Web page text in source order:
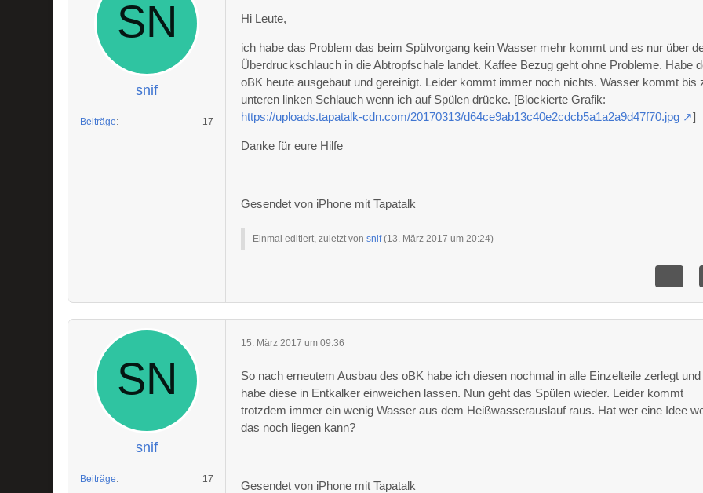
snif
Beiträge 17
Hi Leute,
ich habe das Problem das beim Spülvorgang kein Wasser mehr kommt und es nur über
Überdruckschlauch in die Abtropfschale landet. Kaffee Bezug geht ohne Probleme. Habe
oBK heute ausgebaut und gereinigt. Leider kommt immer noch nichts. Wasser kommt bis
unteren linken Schlauch wenn ich auf Spülen drücke. [Blockierte Grafik:
https://uploads.tapatalk-cdn.com/20170313/d64ce9ab13c40e2cdcb5a1a2a9d47f70.jpg
]
Danke für eure Hilfe
Gesendet von iPhone mit Tapatalk
Einmal editiert, zuletzt vonsnif(13. März 2017 um 20:24)
snif
Beiträge 17
15. März 2017 um 09:36
So nach erneutem Ausbau des oBK habe ich diesen nochmal in alle Einzelteile zerlegt und
habe diese in Entkalker einweichen lassen. Nun geht das Spülen wieder. Leider kommt
trotzdem immer ein wenig Wasser aus dem Heißwasserauslauf raus. Hat wer eine Idee
das noch liegen kann?
Gesendet von iPhone mit Tapatalk